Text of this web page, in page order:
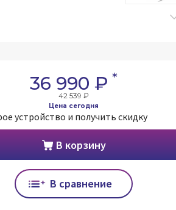
36 990 ₽ *
42 539 ₽
Цена сегодня
устройство и получить скидку
В корзину
В сравнение